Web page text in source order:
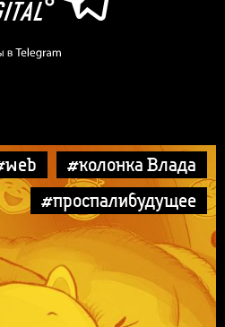
#колонка Влада
#проспалибудущее